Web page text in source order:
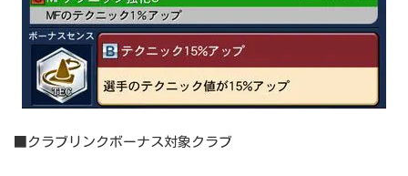
■クラブリンクボーナス対象クラブ